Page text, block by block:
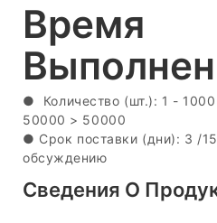
Время
● Количество (шт.): 1 - 1000
50000 > 50000
● Срок поставки (дни): 3 /
обсуждению
Сведения О